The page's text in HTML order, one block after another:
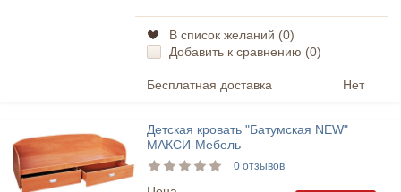
В список желаний (0)
Добавить к сравнению (0)
Бесплатная доставка Нет
Детская кровать "Батумская NEW"
МАКСИ-Мебель
0 отзывов